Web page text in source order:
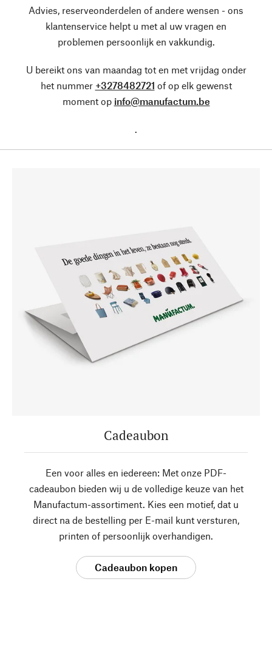
Advies, reserveonderdelen of andere wensen - ons
klantenservice helpt u met al uw vragen en
problemen persoonlijk en vakkundig.
U bereikt ons van maandag tot en met vrijdag onder
het nummer +3278482721 of op elk gewenst
moment op info@manufactum.be
.
Cadeaubon
Een voor alles en iedereen: Met onze PDF-
cadeaubon bieden wij u de volledige keuze van het
Manufactum-assortiment. Kies een motief, dat u
direct na de bestelling per E-mail kunt versturen,
printen of persoonlijk overhandigen.
Cadeaubon kopen